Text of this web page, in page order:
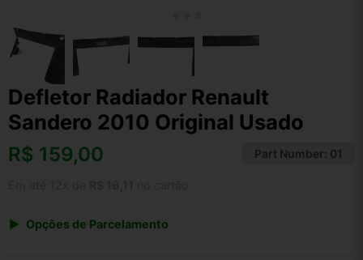
Defletor Radiador Renault
Sandero 2010 Original Usado
R$ 159,00 Part Number: 01
Opções de Parcelamento